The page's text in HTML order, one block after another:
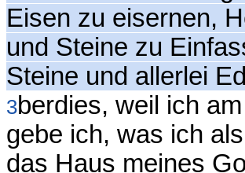
Eisen zu eisernen,
und Steine zu
Steine und allerlei
3berdies, weil ich
gebe ich, was ich
das Haus meines